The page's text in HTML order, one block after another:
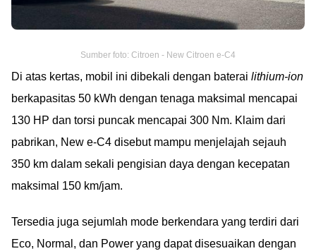
Sumber foto: Citroen - New Citroen e-C4
Di atas kertas, mobil ini dibekali dengan baterai lithium-ion
berkapasitas 50 kWh dengan tenaga maksimal mencapai
130 HP dan torsi puncak mencapai 300 Nm. Klaim dari
pabrikan, New e-C4 disebut mampu menjelajah sejauh
350 km dalam sekali pengisian daya dengan kecepatan
maksimal 150 km/jam.
Tersedia juga sejumlah mode berkendara yang terdiri dari
Eco, Normal, dan Power yang dapat disesuaikan dengan